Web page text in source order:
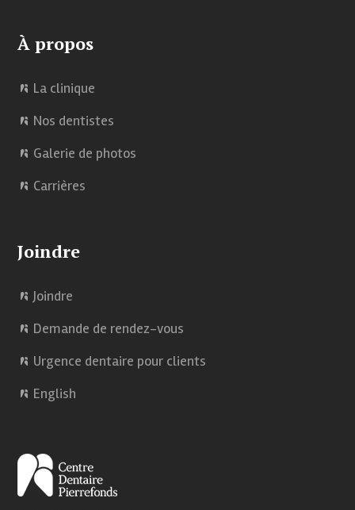
À propos
La clinique
Nos dentistes
Galerie de photos
Carrières
Joindre
Joindre
Demande de rendez-vous
Urgence dentaire pour clients
English